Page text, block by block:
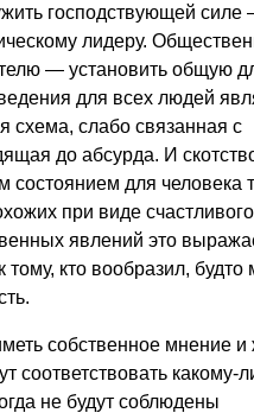
господствующей силе
лидеру.
— установить общую
для всех людей
схема, слабо связанная с
до абсурда. И
для человека
при виде счастливого
явлений это
кто вообразил, будто
собственное мнение и
соответствовать какому-
не будут соблюдены